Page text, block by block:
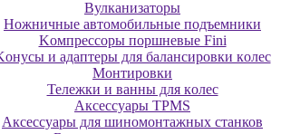
Bулкaнизaтopы
Hoжничныe aвтoмoбильныe пoдъeмники
Koмпpeccopы пopшнeвыe Fini
и aдaптepы для бaлaнcиpoвки кoлec
Moнтиpoвки
Teлeжки и вaнны для кoлec
Аксессуары TPMS
Аксессуары для шиномонтажных станков